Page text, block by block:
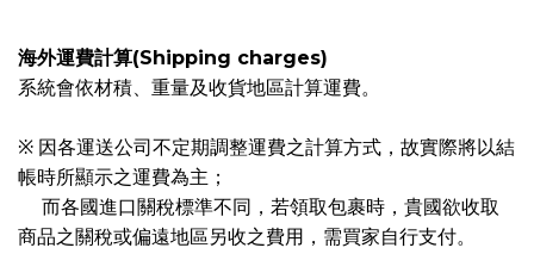
海外運費計算(Shipping charges)
系統會依材積、重量及收貨地區計算運費。
※ 因各運送公司不定期調整運費之計算方式，故實際將以結
帳時所顯示之運費為主；
而各國進口關稅標準不同，若領取包裹時，貴國欲收取
商品之關稅或偏遠地區另收之費用，需買家自行支付。